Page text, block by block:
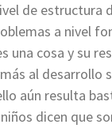
de estructura
a nivel
una cosa y su
al desarrollo
aún resulta
dicen que